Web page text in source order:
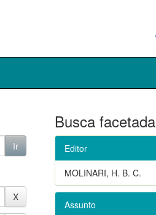
Busca facetada
Editor
MOLINARI, H. B. C.
Assunto